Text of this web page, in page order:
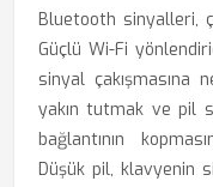
Bluetooth sinyalleri,
Güçlü Wi-Fi
sinyal çakışmasına
yakın tutmak ve pil
bağlantının
Düşük pil, klavyenin